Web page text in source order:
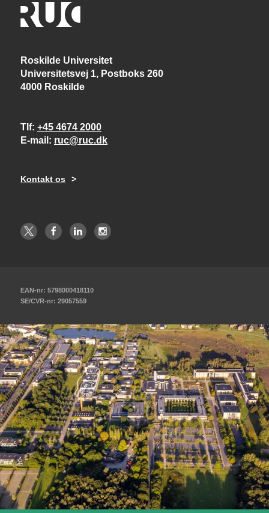
Roskilde Universitet
Universitetsvej 1, Postboks 260
4000 Roskilde
Tlf +45 4674 2000
E-mail
ruc@ruc.dk
Kontakt os
EAN-nr: 5798000418110
SE/CVR-nr: 29057559